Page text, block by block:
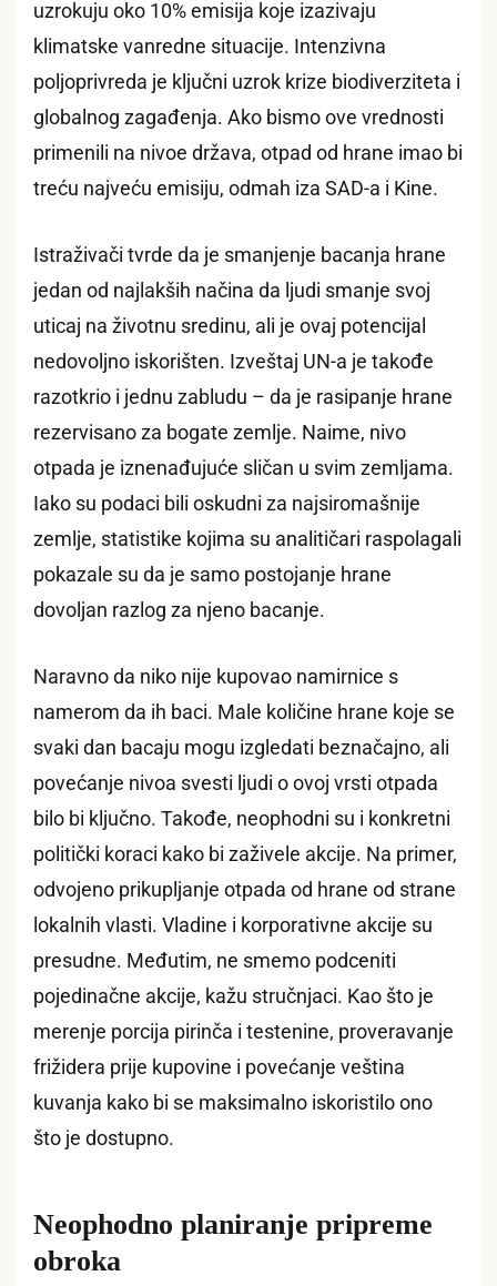
uzrokuju oko 10% emisija koje izazivaju
klimatske vanredne situacije. Intenzivna
poljoprivreda je ključni uzrok krize biodiverziteta i
globalnog zagađenja. Ako bismo ove vrednosti
primenili na nivoe država, otpad od hrane imao bi
treću najveću emisiju, odmah iza SAD-a i Kine.
Istraživači tvrde da je smanjenje bacanja hrane
jedan od najlakših načina da ljudi smanje svoj
uticaj na životnu sredinu, ali je ovaj potencijal
nedovoljno iskorišten. Izveštaj UN-a je takođe
razotkrio i jednu zabludu – da je rasipanje hrane
rezervisano za bogate zemlje. Naime, nivo
otpada je iznenađujuće sličan u svim zemljama.
Iako su podaci bili oskudni za najsiromašnije
zemlje, statistike kojima su analitičari raspolagali
pokazale su da je samo postojanje hrane
dovoljan razlog za njeno bacanje.
Naravno da niko nije kupovao namirnice s
namerom da ih baci. Male količine hrane koje se
svaki dan bacaju mogu izgledati beznačajno, ali
povećanje nivoa svesti ljudi o ovoj vrsti otpada
bilo bi ključno. Takođe, neophodni su i konkretni
politički koraci kako bi zaživele akcije. Na primer,
odvojeno prikupljanje otpada od hrane od strane
lokalnih vlasti. Vladine i korporativne akcije su
presudne. Međutim, ne smemo podceniti
pojedinačne akcije, kažu stručnjaci. Kao što je
merenje porcija pirinča i testenine, proveravanje
frižidera prije kupovine i povećanje veština
kuvanja kako bi se maksimalno iskoristilo ono
što je dostupno.
Neophodno planiranje pripreme
obroka